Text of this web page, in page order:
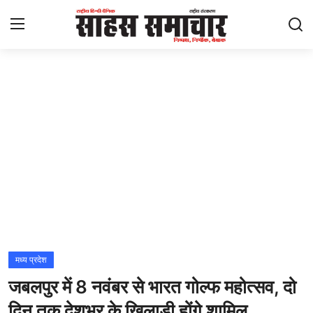
राज्य
अंतराष्ट्रीय
मध्य प्रदेश
जबलपुर में 8 नवंबर से भारत गोल्फ महोत्सव, दो